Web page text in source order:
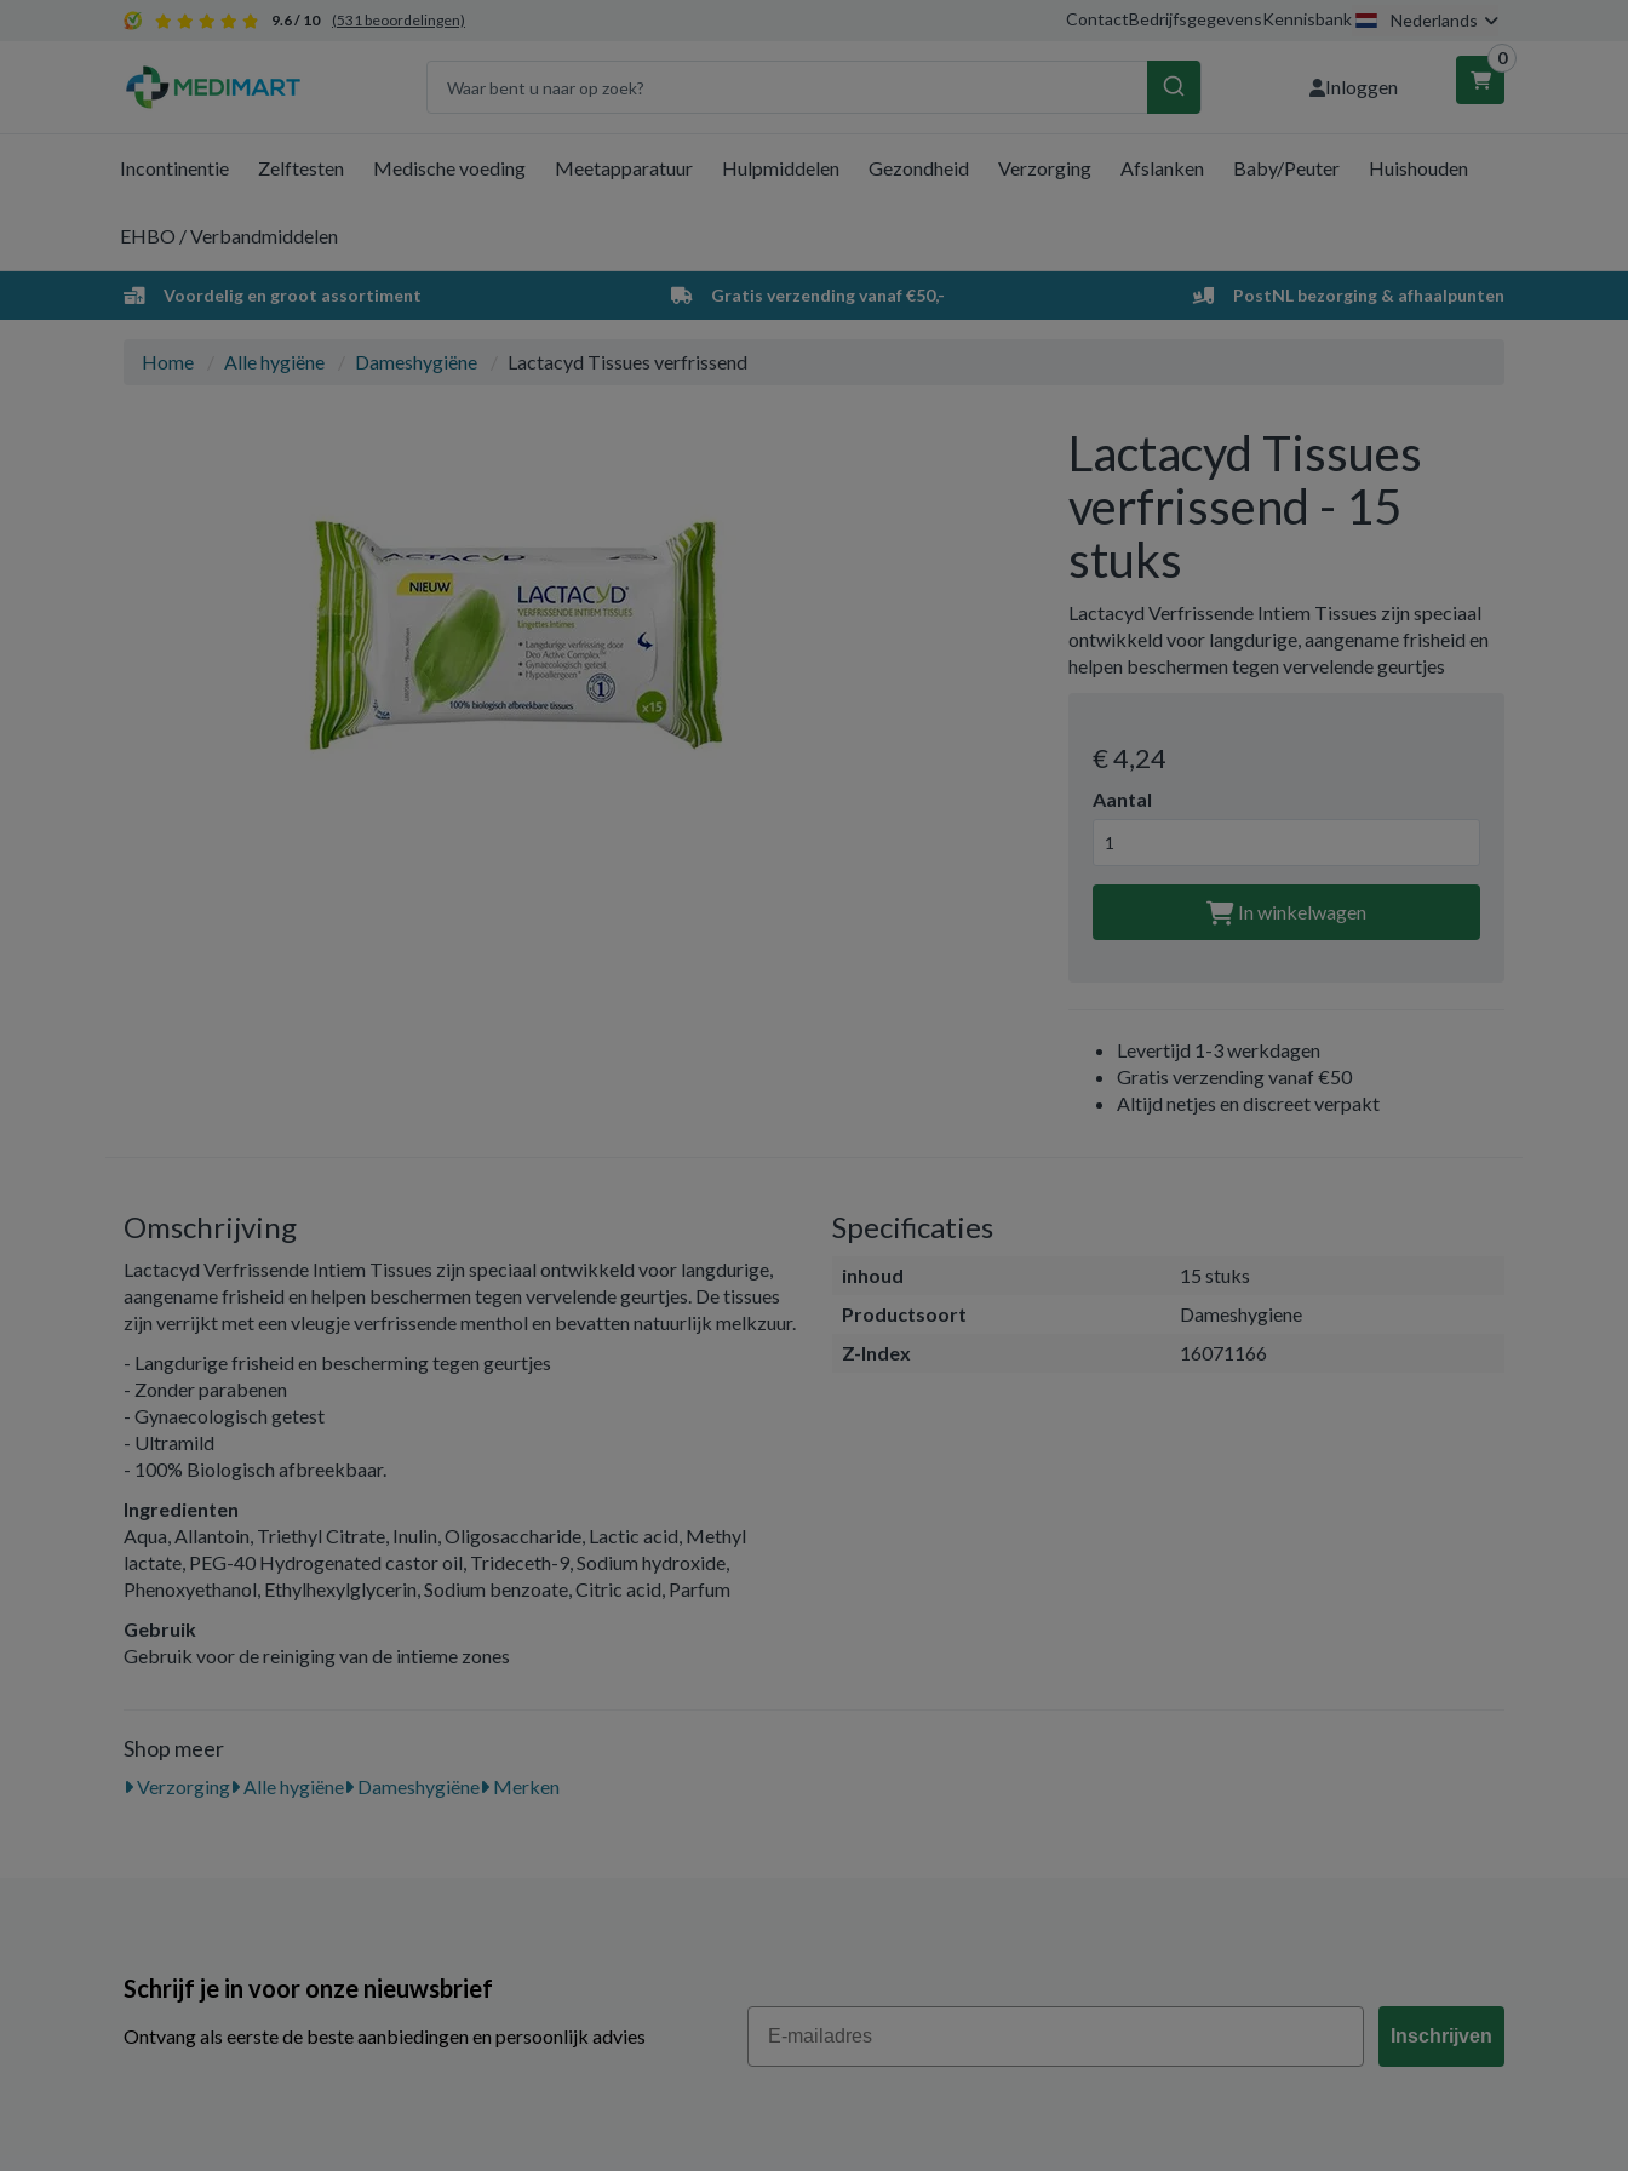
9.6 / 10 (531 beoordelingen) ContactBedrijfsgegevensKennisbank Nederlands
Inloggen
0
Winkelwagen
Uw winkelwagen is leeg.
Vul hem met producten.
Incontinentie Zelftesten Medische voeding Meetapparatuur Hulpmiddelen Gezondheid Verzorging Afslanken Baby/Peuter Huishouden
EHBO / Verbandmiddelen
Voordelig en groot assortiment Gratis verzending vanaf €50,- PostNL bezorging & afhaalpunten
Home Alle hygiëne Dameshygiëne Lactacyd Tissues verfrissend
Lactacyd Tissues
verfrissend - 15
stuks
Lactacyd Verfrissende Intiem Tissues zijn speciaal
ontwikkeld voor langdurige, aangename frisheid en
helpen beschermen tegen vervelende geurtjes
€ 4,24
Aantal
In winkelwagen
Levertijd 1-3 werkdagen
Gratis verzending vanaf €50
Altijd netjes en discreet verpakt
Omschrijving
Lactacyd Verfrissende Intiem Tissues zijn speciaal ontwikkeld voor langdurige,
aangename frisheid en helpen beschermen tegen vervelende geurtjes. De tissues
zijn verrijkt met een vleugje verfrissende menthol en bevatten natuurlijk melkzuur.
- Langdurige frisheid en bescherming tegen geurtjes
- Zonder parabenen
- Gynaecologisch getest
- Ultramild
- 100% Biologisch afbreekbaar.
Ingredienten
Aqua, Allantoin, Triethyl Citrate, Inulin, Oligosaccharide, Lactic acid, Methyl
lactate, PEG-40 Hydrogenated castor oil, Trideceth-9, Sodium hydroxide,
Phenoxyethanol, Ethylhexylglycerin, Sodium benzoate, Citric acid, Parfum
Gebruik
Gebruik voor de reiniging van de intieme zones
Specificaties
inhoud
15 stuks
Productsoort
Dameshygiene
Z-Index
16071166
Shop meer
Verzorging Alle hygiëne Dameshygiëne Merken
Schrijf je in voor onze nieuwsbrief
Ontvang als eerste de beste aanbiedingen en persoonlijk advies
Email
Inschrijven